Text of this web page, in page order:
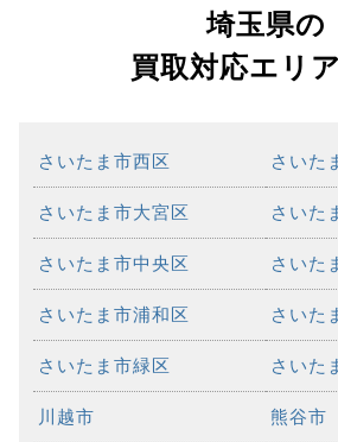
埼玉県の
買取対応エリ
さいたま市西区 さいた
さいたま市大宮区 さいた
さいたま市中央区 さいた
さいたま市浦和区 さいた
さいたま市緑区 さいた
川越市 熊谷市